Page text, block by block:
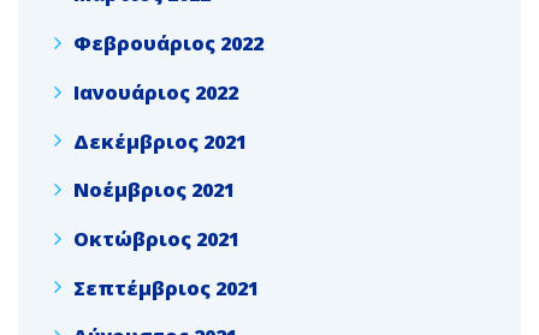
Φεβρουάριος 2022
Ιανουάριος 2022
Δεκέμβριος 2021
Νοέμβριος 2021
Οκτώβριος 2021
Σεπτέμβριος 2021